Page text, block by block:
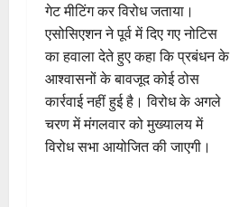
गेट मीटिंग कर विरोध जताया।
एसोसिएशन ने पूर्व में दिए गए नोटिस
का हवाला देते हुए कहा कि प्रबंधन के
आश्वासनों के बावजूद कोई ठोस
कार्रवाई नहीं हुई है। विरोध के अगले
चरण में मंगलवार को मुख्यालय में
विरोध सभा आयोजित की जाएगी।